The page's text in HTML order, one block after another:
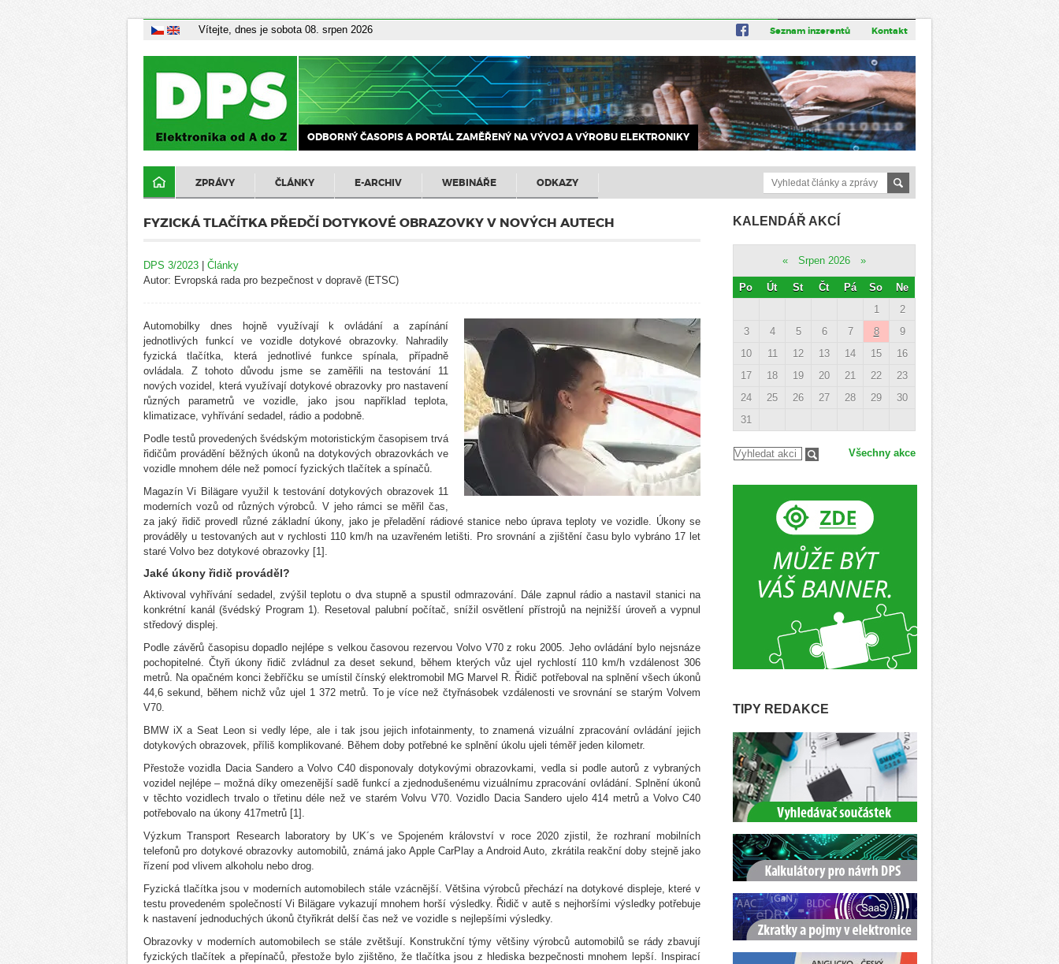
Vítejte, dnes je sobota 08. srpen 2026 Seznam inzerentů Kontakt
ODBORNÝ ČASOPIS A PORTÁL ZAMĚŘENÝ NA VÝVOJ A VÝROBU ELEKTRONIKY
ZPRÁVY ČLÁNKY E-ARCHIV WEBINÁŘE ODKAZY
FYZICKÁ TLAČÍTKA PŘEDČÍ DOTYKOVÉ OBRAZOVKY V NOVÝCH AUTECH
DPS 3/2023 | Články
Autor: Evropská rada pro bezpečnost v dopravě (ETSC)
Automobilky dnes hojně využívají k ovládání a zapínání
jednotlivých funkcí ve vozidle dotykové obrazovky. Nahradily
fyzická tlačítka, která jednotlivé funkce spínala, případně
ovládala. Z tohoto důvodu jsme se zaměřili na testování 11
nových vozidel, která využívají dotykové obrazovky pro nastavení
různých parametrů ve vozidle, jako jsou například teplota,
klimatizace, vyhřívání sedadel, rádio a podobně.
Podle testů provedených švédským motoristickým časopisem trvá
řidičům provádění běžných úkonů na dotykových obrazovkách ve
vozidle mnohem déle než pomocí fyzických tlačítek a spínačů.
Magazín Vi Bilägare využil k testování dotykových obrazovek 11
moderních vozů od různých výrobců. V jeho rámci se měřil čas,
za jaký řidič provedl různé základní úkony, jako je přeladění rádiové stanice nebo úprava teploty ve vozidle. Úkony se
prováděly u testovaných aut v rychlosti 110 km/h na uzavřeném letišti. Pro srovnání a zjištění času bylo vybráno 17 let
staré Volvo bez dotykové obrazovky [1].
Jaké úkony řidič prováděl?
Aktivoval vyhřívání sedadel, zvýšil teplotu o dva stupně a spustil odmrazování. Dále zapnul rádio a nastavil stanici na
konkrétní kanál (švédský Program 1). Resetoval palubní počítač, snížil osvětlení přístrojů na nejnižší úroveň a vypnul
středový displej.
Podle závěrů časopisu dopadlo nejlépe s velkou časovou rezervou Volvo V70 z roku 2005. Jeho ovládání bylo nejsnáze
pochopitelné. Čtyři úkony řidič zvládnul za deset sekund, během kterých vůz ujel rychlostí 110 km/h vzdálenost 306
metrů. Na opačném konci žebříčku se umístil čínský elektromobil MG Marvel R. Řidič potřeboval na splnění všech úkonů
44,6 sekund, během nichž vůz ujel 1 372 metrů. To je více než čtyřnásobek vzdálenosti ve srovnání se starým Volvem
V70.
BMW iX a Seat Leon si vedly lépe, ale i tak jsou jejich infotainmenty, to znamená vizuální zpracování ovládání jejich
dotykových obrazovek, příliš komplikované. Během doby potřebné ke splnění úkolu ujeli téměř jeden kilometr.
Přestože vozidla Dacia Sandero a Volvo C40 disponovaly dotykovými obrazovkami, vedla si podle autorů z vybraných
vozidel nejlépe – možná díky omezenější sadě funkcí a zjednodušenému vizuálnímu zpracování ovládání. Splnění úkonů
v těchto vozidlech trvalo o třetinu déle než ve starém Volvu V70. Vozidlo Dacia Sandero ujelo 414 metrů a Volvo C40
potřebovalo na úkony 417metrů [1].
Výzkum Transport Research laboratory by UK´s ve Spojeném království v roce 2020 zjistil, že rozhraní mobilních
telefonů pro dotykové obrazovky automobilů, známá jako Apple CarPlay a Android Auto, zkrátila reakční doby stejně jako
řízení pod vlivem alkoholu nebo drog.
Fyzická tlačítka jsou v moderních automobilech stále vzácnější. Většina výrobců přechází na dotykové displeje, které v
testu provedeném společností Vi Bilägare vykazují mnohem horší výsledky. Řidič v autě s nejhoršími výsledky potřebuje
k nastavení jednoduchých úkonů čtyřikrát delší čas než ve vozidle s nejlepšími výsledky.
Obrazovky v moderních automobilech se stále zvětšují. Konstrukční týmy většiny výrobců automobilů se rády zbavují
fyzických tlačítek a přepínačů, přestože bylo zjištěno, že tlačítka jsou z hlediska bezpečnosti mnohem lepší. Inspirací
KALENDÁŘ AKCÍ
« Srpen 2026 »
Po Út St Čt Pá So
Ne
1
2
3
4 5 6 7 8
9
10
11 12 13 14 15
16
17
18 19 20 21 22
23
24
25 26 27 28 29
30
31
Všechny akce
TIPY REDAKCE